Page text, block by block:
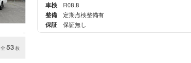
全 53 枚
車検
R08.8
整備 定期点検整備有
保証 保証無し